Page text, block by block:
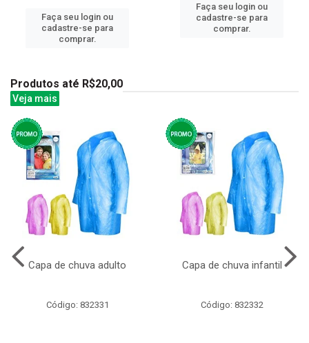
Faça seu login ou
cadastre-se para
comprar.
Faça seu login ou
cadastre-se para
comprar.
Produtos até R$20,00
Veja mais
Capa de chuva adulto
Código: 832331
Capa de chuva infantil
Código: 832332